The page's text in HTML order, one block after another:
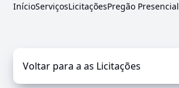
InícioServiçosLicitaçõesPregão Presencial
Voltar para a as Licitações